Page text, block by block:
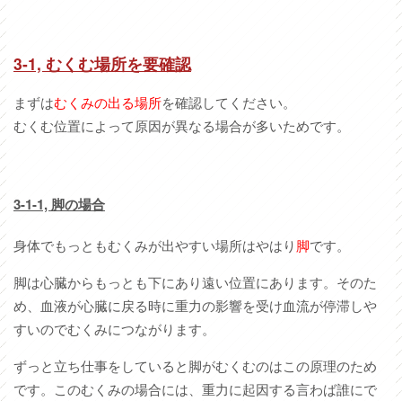
3-1, むくむ場所を要確認
まずはむくみの出る場所を確認してください。
むくむ位置によって原因が異なる場合が多いためです。
3-1-1, 脚の場合
身体でもっともむくみが出やすい場所はやはり脚です。
脚は心臓からもっとも下にあり遠い位置にあります。そのた
め、血液が心臓に戻る時に重力の影響を受け血流が停滞しや
すいのでむくみにつながります。
ずっと立ち仕事をしていると脚がむくむのはこの原理のため
です。このむくみの場合には、重力に起因する言わば誰にで